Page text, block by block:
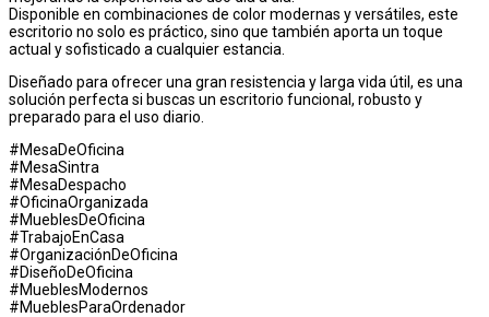
Disponible en combinaciones de color modernas y versátiles, este
escritorio no solo es práctico, sino que también aporta un toque
actual y sofisticado a cualquier estancia.
Diseñado para ofrecer una gran resistencia y larga vida útil, es una
solución perfecta si buscas un escritorio funcional, robusto y
preparado para el uso diario.
#MesaDeOficina
#MesaSintra
#MesaDespacho
#OficinaOrganizada
#MueblesDeOficina
#TrabajoEnCasa
#OrganizaciónDeOficina
#DiseñoDeOficina
#MueblesModernos
#MueblesParaOrdenador